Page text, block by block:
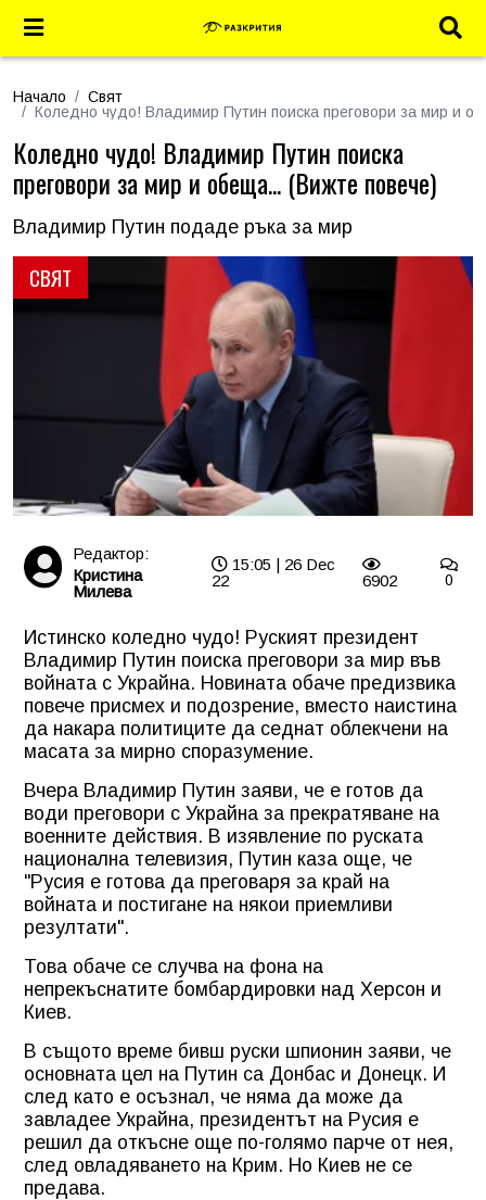
Начало
Свят
Коледно чудо! Владимир Путин поиска преговори за мир и
СВЯТ
Коледно чудо! Владимир Путин поиска
преговори за мир и обеща... (Вижтe повече)
Владимир Путин подаде ръка за мир
Редактор:
Кристина
Милева
15:05 | 26 Dec
22
6902 0
Истинско коледно чудо! Руският президент
Владимир Путин поиска преговори за мир във
войната с Украйна. Новината обаче предизвика
повече присмех и подозрение, вместо наистина
да накара политиците да седнат облекчени на
масата за мирно споразумение.
Вчера Владимир Путин заяви, че е готов да
води преговори с Украйна за прекратяване на
военните действия. В изявление по руската
национална телевизия, Путин каза още, че
"Русия е готова да преговаря за край на
войната и постигане на някои приемливи
резултати".
Това обаче се случва на фона на
непрекъснатите бомбардировки над Херсон и
Киев.
В същото време бивш руски шпионин заяви, че
основната цел на Путин са Донбас и Донецк. И
след като е осъзнал, че няма да може да
завладее Украйна, президентът на Русия е
решил да откъсне още по-голямо парче от нея,
след овладяването на Крим. Но Киев не се
предава.